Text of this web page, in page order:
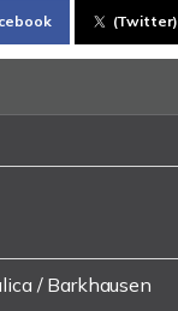
(Twitter)
/ Barkhausen